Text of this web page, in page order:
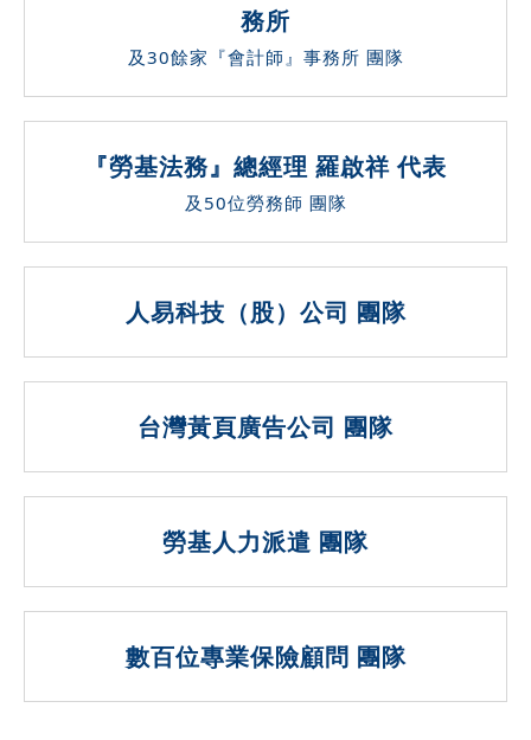
務所
及30餘家『會計師』事務所 團隊
『勞基法務』總經理 羅啟祥 代表
及50位勞務師 團隊
人易科技（股）公司 團隊
台灣黃頁廣告公司 團隊
勞基人力派遣 團隊
數百位專業保險顧問 團隊